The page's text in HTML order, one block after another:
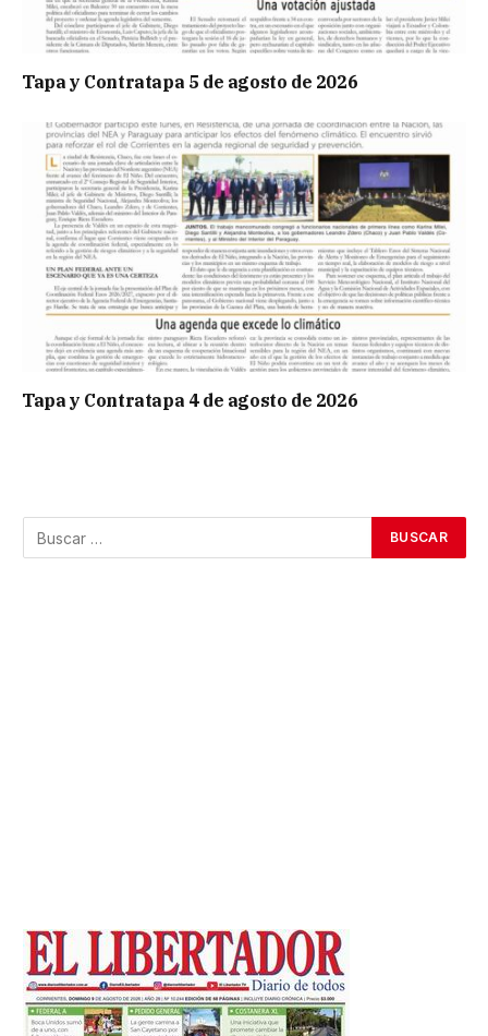
Tapa y Contratapa 5 de agosto de 2026
Tapa y Contratapa 4 de agosto de 2026